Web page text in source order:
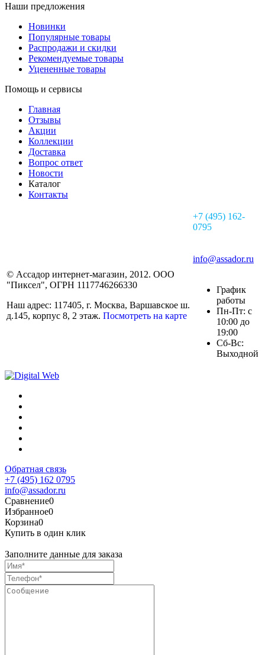
Наши предложения
Новинки
Популярные товары
Распродажи и скидки
Рекомендуемые товары
Уцененные товары
Помощь и сервисы
Главная
Отзывы
Акции
Коллекции
Доставка
Вопрос ответ
Новости
Каталог
Контакты
© Ассадор интернет-магазин, 2012. ООО
"Пиксел", ОГРН 1117746266330
Наш адрес: 117405, г. Москва, Варшавское ш.
д.145, корпус 8, 2 этаж. Посмотреть на карте
+7 (495) 162-
0795
info@assador.ru
График
работы
Пн-Пт: с
10:00 до
19:00
Сб-Вс:
Выходной
Обратная связь
+7 (495) 162 0795
info@assador.ru
Сравнение0
Избранное0
Корзина0
Купить в один клик
Заполните данные для заказа